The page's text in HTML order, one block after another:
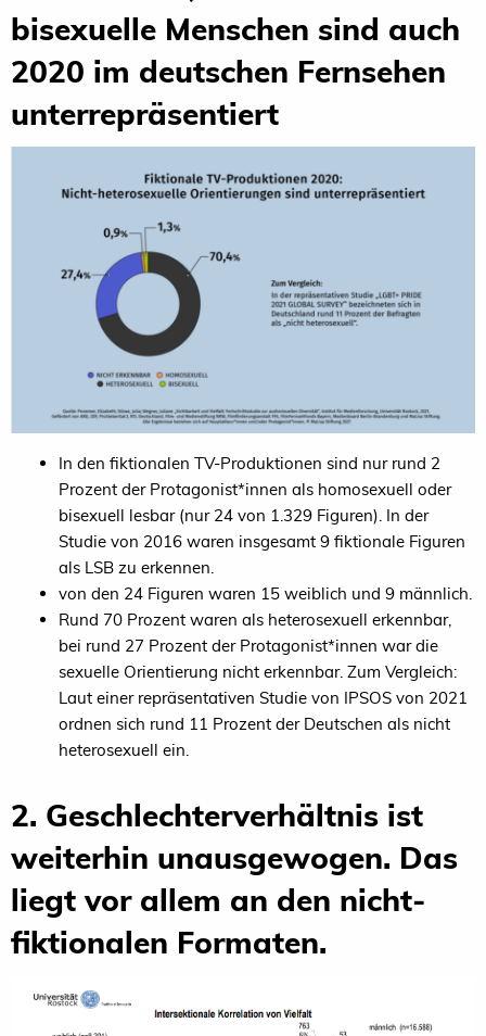
bisexuelle Menschen sind auch
2020 im deutschen Fernsehen
unterrepräsentiert
In den fiktionalen TV-Produktionen sind nur rund 2
Prozent der Protagonist*innen als homosexuell oder
bisexuell lesbar (nur 24 von 1.329 Figuren). In der
Studie von 2016 waren insgesamt 9 fiktionale Figuren
als LSB zu erkennen.
von den 24 Figuren waren 15 weiblich und 9 männlich.
Rund 70 Prozent waren als heterosexuell erkennbar,
bei rund 27 Prozent der Protagonist*innen war die
sexuelle Orientierung nicht erkennbar. Zum Vergleich:
Laut einer repräsentativen Studie von IPSOS von 2021
ordnen sich rund 11 Prozent der Deutschen als nicht
heterosexuell ein.
2. Geschlechterverhältnis ist
weiterhin unausgewogen. Das
liegt vor allem an den nicht-
fiktionalen Formaten.